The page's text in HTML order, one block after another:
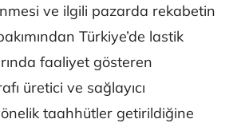
ve ilgili pazarda rekabetin
Türkiye’de lastik
faaliyet gösteren
üretici ve sağlayıcı
taahhütler getirildiğine